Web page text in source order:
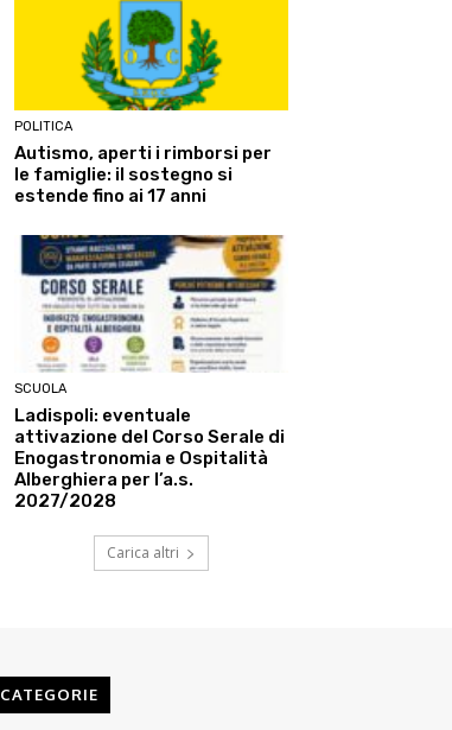
POLITICA
Autismo, aperti i rimborsi per
le famiglie: il sostegno si
estende fino ai 17 anni
SCUOLA
Ladispoli: eventuale
attivazione del Corso Serale di
Enogastronomia e Ospitalità
Alberghiera per l’a.s.
2027/2028
Carica altri
CATEGORIE